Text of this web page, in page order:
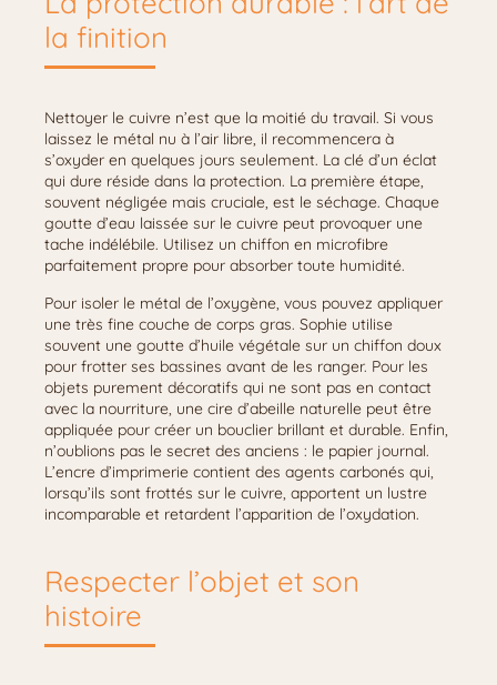
la finition
Nettoyer le cuivre n’est que la moitié du travail. Si vous
laissez le métal nu à l’air libre, il recommencera à
s’oxyder en quelques jours seulement. La clé d’un éclat
qui dure réside dans la protection. La première étape,
souvent négligée mais cruciale, est le séchage. Chaque
goutte d’eau laissée sur le cuivre peut provoquer une
tache indélébile. Utilisez un chiffon en microfibre
parfaitement propre pour absorber toute humidité.
Pour isoler le métal de l’oxygène, vous pouvez appliquer
une très fine couche de corps gras. Sophie utilise
souvent une goutte d’huile végétale sur un chiffon doux
pour frotter ses bassines avant de les ranger. Pour les
objets purement décoratifs qui ne sont pas en contact
avec la nourriture, une cire d’abeille naturelle peut être
appliquée pour créer un bouclier brillant et durable. Enfin,
n’oublions pas le secret des anciens : le papier journal.
L’encre d’imprimerie contient des agents carbonés qui,
lorsqu’ils sont frottés sur le cuivre, apportent un lustre
incomparable et retardent l’apparition de l’oxydation.
Respecter l’objet et son
histoire